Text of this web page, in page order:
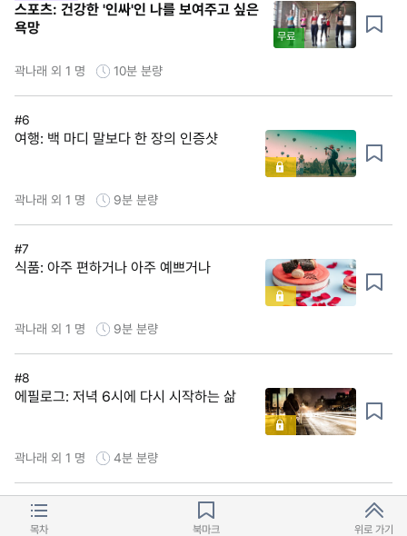
스포츠: 건강한 '인싸'인 나를 보여주고 싶은
욕망
무료
곽나래 외 1 명 10분 분량
#6
여행: 백 마디 말보다 한 장의 인증샷
곽나래 외 1 명 9분 분량
#7
식품: 아주 편하거나 아주 예쁘거나
곽나래 외 1 명 9분 분량
#8
에필로그: 저녁 6시에 다시 시작하는 삶
곽나래 외 1 명 4분 분량
목차 북마크 위로 가기